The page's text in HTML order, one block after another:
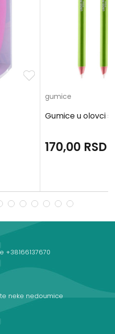
gumice
Gumice u olovci
170,00 RSD
7 8 9 10 11 12
+38166137670
neke nedoumice